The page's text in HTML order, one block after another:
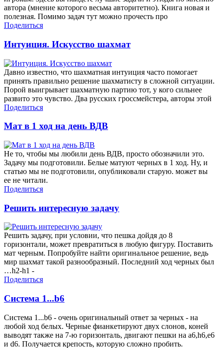
автора (мнение которого весьма авторитетно). Книга новая и
полезная. Помимо задач тут можно прочесть про
Поделиться
Интуиция. Искусство шахмат
Давно известно, что шахматная интуиция часто помогает
принять правильно решение шахматисту в сложной ситуации.
Порой выигрывает шахматную партию тот, у кого сильнее
развито это чувство. Два русских гроссмейстера, авторы этой
Поделиться
Мат в 1 ход на день ВДВ
Не то, чтобы мы любили день ВДВ, просто обозначили это.
Задачу мы подготовили. Белые матуют черных в 1 ход. Ну, и
статью мы не подготовили, опубликовали старую. может вы
ее не читали.
Поделиться
Решить интересную задачу
Решить задачу, при условии, что пешка дойдя до 8
горизонтали, может превратиться в любую фигуру. Поставить
мат черным. Попробуйте найти оригинальное решение, ведь
мир шахмат такой разнообразный. Последний ход черных был
…h2-h1 -
Поделиться
Система 1...b6
Система 1...b6 - очень оригинальный ответ за черных - на
любой ход белых. Черные фианкетируют двух слонов, коней
выводят также на 7-ю горизонталь, двигают пешки на а6,h6,e6
и d6. Получается крепость, которую сложно пробить.